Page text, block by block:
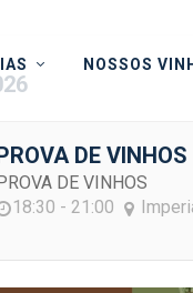
NOSSOS
DE
DE VINHOS
18:30 - 21:00